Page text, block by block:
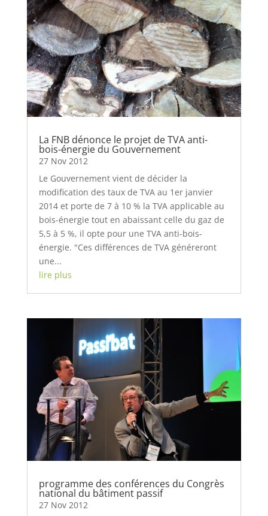
La FNB dénonce le projet de TVA anti-
bois-énergie du Gouvernement
27 Nov 2012
Le Gouvernement vient de décider la
modification des taux de TVA au 1er janvier
2014 et porte de 7 à 10 % la TVA applicable au
bois-énergie tout en abaissant celle du gaz de
5,5 à 5 %, il opte pour une TVA anti-bois-
énergie. "Ces différences de TVA généreront
une...
lire plus
programme des conférences du Congrès
national du bâtiment passif
27 Nov 2012